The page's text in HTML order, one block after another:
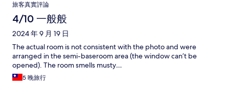
旅客真實評論
4/10 一般般
2024 年 9 月 19 日
The actual room is not consistent with the photo and were
arranged in the semi-baseroom area (the window can’t be
opened). The room smells musty…
5 晚旅行